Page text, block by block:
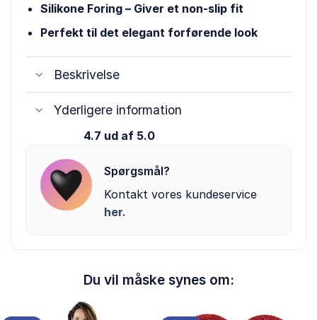
Silikone Foring – Giver et non-slip fit
Perfekt til det elegant forførende look
Beskrivelse
Yderligere information
4.7 ud af 5.0
Spørgsmål?
Kontakt vores kundeservice
her.
Du vil måske synes om: